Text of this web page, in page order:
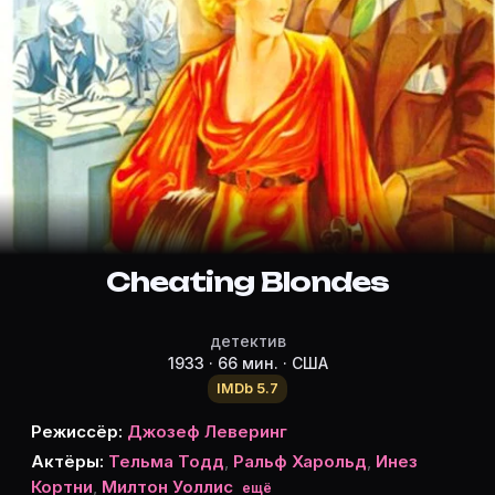
Режиссёр, актёры и роли
Режиссёр и актёры:
Джозеф Леверинг (режиссёр)
Тельма Тодд
Ральф Харольд
Инез Кортни
Милтон Уоллис
Бен Сэвадж
Эдна Мерфи
Cheating Blondes
детектив
1933 · 66 мин. · США
IMDb 5.7
Режиссёр: Джозеф Леверинг
Актёры: Тельма Тодд, Ральф Харольд, Инез
Кортни, Милтон Уоллис ещё